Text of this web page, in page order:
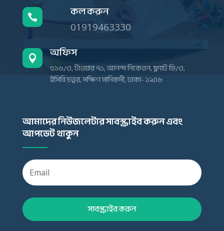
 কল করুন
01919463330
 অফিস
৫১৬/৩, টাওয়ার ৭১, আনন্দ নিকেতন, ফ্ল্যাট ডি/৩,
ইসিবি চত্বর, দক্ষিণ মানিকদী, ঢাকা- ১২০৬
আমাদের নিউজলেটার সাবস্ক্রাইব করুন এবং
আপডেট থাকুন
সাবস্ক্রাইব করুন